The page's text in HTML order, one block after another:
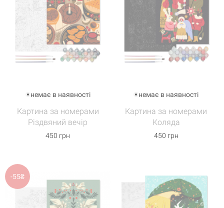
немає в наявності
Картина за номерами
Різдвяний вечір
450 грн
немає в наявності
Картина за номерами
Коляда
450 грн
-55₴